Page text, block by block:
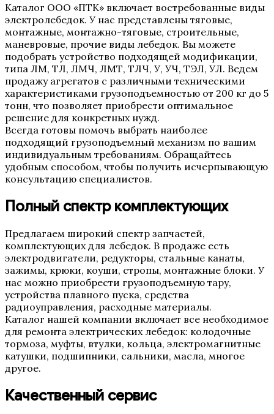
Каталог ООО «ПТК» включает востребованные виды
электролебедок. У нас представлены тяговые,
монтажные, монтажно-тяговые, строительные,
маневровые, прочие виды лебедок. Вы можете
подобрать устройство подходящей модификации,
типа ЛМ, ТЛ, ЛМЧ, ЛМТ, ТЛЧ, У, УЧ, ТЭЛ, УЛ. Ведем
продажу агрегатов с различными техническими
характеристиками грузоподъемностью от 200 кг до 5
тонн, что позволяет приобрести оптимальное
решение для конкретных нужд.
Всегда готовы помочь выбрать наиболее
подходящий грузоподъемный механизм по вашим
индивидуальным требованиям. Обращайтесь
удобным способом, чтобы получить исчерпывающую
консультацию специалистов.
Полный спектр комплектующих
Предлагаем широкий спектр запчастей,
комплектующих для лебедок. В продаже есть
электродвигатели, редукторы, стальные канаты,
зажимы, крюки, коуши, стропы, монтажные блоки. У
нас можно приобрести грузоподъемную тару,
устройства плавного пуска, средства
радиоуправления, расходные материалы.
Каталог нашей компании включает все необходимое
для ремонта электрических лебедок: колодочные
тормоза, муфты, втулки, кольца, электромагнитные
катушки, подшипники, сальники, масла, многое
другое.
Качественный сервис